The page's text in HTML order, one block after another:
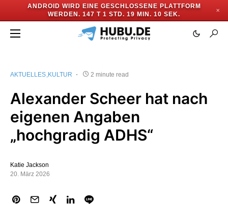
ANDROID WIRD EINE GESCHLOSSENE PLATTFORM
WERDEN.
147 T 1 STD. 19 MIN. 9 SEK.
✕
AKTUELLES KULTUR 2 minute read
Alexander Scheer hat nach
eigenen Angaben
„hochgradig ADHS“
Katie Jackson
20. März 2026